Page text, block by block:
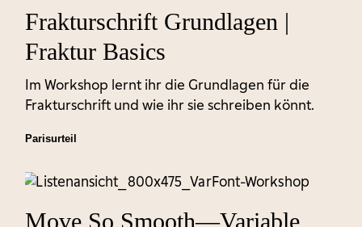
Frakturschrift Grundlagen |
Fraktur Basics
Im Workshop lernt ihr die Grundlagen für die
Frakturschrift und wie ihr sie schreiben könnt.
Parisurteil
Move So Smooth—Variable